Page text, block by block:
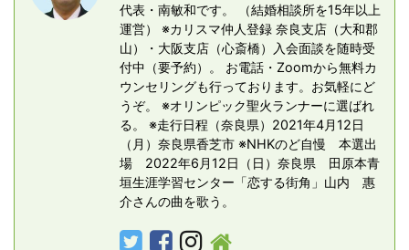
代表・南敏和です。 （結婚相談所を15年以上
運営） ※カリスマ仲人登録 奈良支店（大和郡
山）・大阪支店（心斎橋）入会面談を随時受
付中（要予約）。 お電話・Zoomから無料カ
ウンセリングも行っております。お気軽にど
うぞ。 ※オリンピック聖火ランナーに選ばれ
る。 ※走行日程（奈良県）2021年4月12日
（月）奈良県香芝市 ※NHKのど自慢 本選出
場 2022年6月12日（日）奈良県 田原本青
垣生涯学習センター「恋する街角」山内 惠
介さんの曲を歌う。